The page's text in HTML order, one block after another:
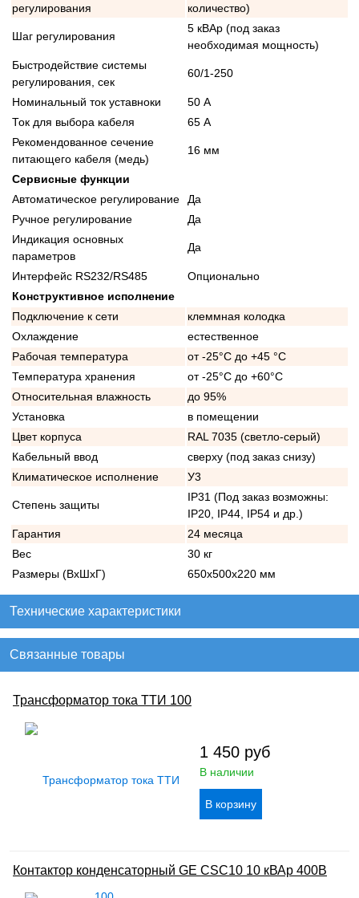
регулирования
количество)
Шаг регулирования
5 кВАр (под заказ
необходимая мощность)
Быстродействие системы
регулирования, сек
60/1-250
Номинальный ток уставноки
50 А
Ток для выбора кабеля
65 А
Рекомендованное сечение
питающего кабеля (медь)
16 мм
Сервисные функции
Автоматическое регулирование
Да
Ручное регулирование
Да
Индикация основных
параметров
Да
Интерфейс RS232/RS485
Опционально
Конструктивное исполнение
Подключение к сети
клеммная колодка
Охлаждение
естественное
Рабочая температура
от -25°C до +45 °C
Температура хранения
от -25°C до +60°C
Относительная влажность
до 95%
Установка
в помещении
Цвет корпуса
RAL 7035 (светло-серый)
Кабельный ввод
сверху (под заказ снизу)
Климатическое исполнение
У3
Степень защиты
IP31 (Под заказ возможны:
IP20, IP44, IP54 и др.)
Гарантия
24 месяца
Вес
30 кг
Размеры (ВхШхГ)
650х500х220 мм
Технические характеристики
Связанные товары
Трансформатор тока ТТИ 100
1 450 руб
В наличии
Контактор конденсаторный GE CSC10 10 кВАр 400В